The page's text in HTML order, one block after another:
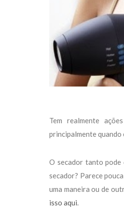
Tem realmente
principalmente quando
O secador tanto pode
secador? Parece
uma maneira ou de
isso aqui.